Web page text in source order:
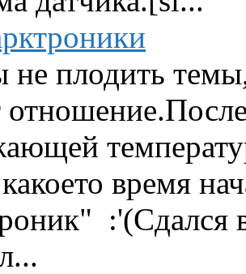
не плодить
время
:'(Сдался